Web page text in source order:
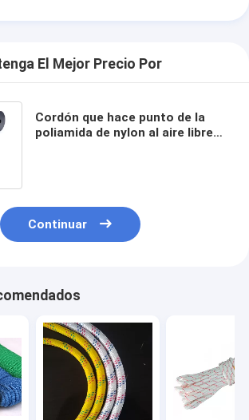
El Mejor Precio Por
Cordón que hace punto de la
poliamida de nylon al aire libre
Continuar